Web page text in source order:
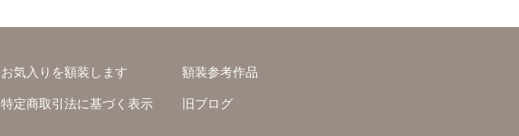
お気入りを額装します 額装参考作品
特定商取引法に基づく表示 旧ブログ